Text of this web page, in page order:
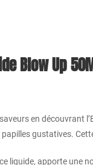
Blow Up
en découvrant
gustatives.
liquide, apporte une